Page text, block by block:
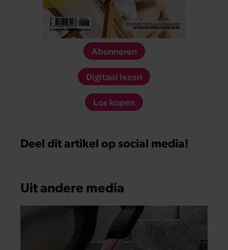
Abonneren
Digitaal lezen
Los kopen
Deel dit artikel op social media!
Uit andere media